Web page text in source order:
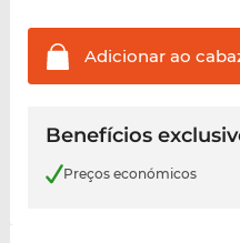
Adicionar ao
Benefícios
Preços económicos